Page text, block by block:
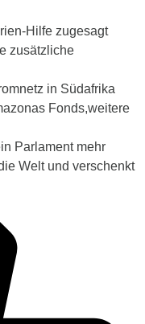
Hilfe zugesagt
zusätzliche
in Südafrika
Fonds,weitere
Parlament mehr
Welt und verschenkt